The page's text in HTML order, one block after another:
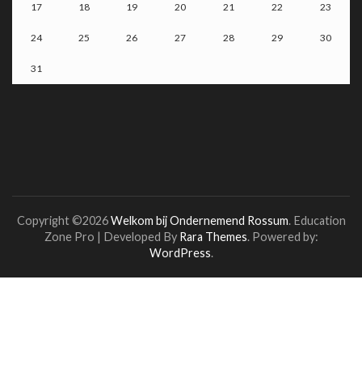
17 18 19 20 21 22 23
24 25 26 27 28 29 30
31
Copyright ©2026Welkom bij Ondernemend Rossum.Education
Zone Pro | Developed By Rara Themes. Powered by:
WordPress.